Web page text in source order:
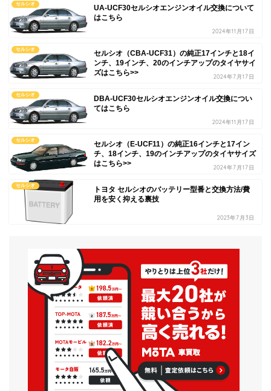
セルシオ
UA-UCF30セルシオエンジンオイル交換について
はこちら
2024年11月17日
セルシオ
セルシオ（CBA-UCF31）の純正17インチと18イ
ンチ、19インチ、20のインチアップのタイヤサイ
ズはこちら>>
2024年7月17日
セルシオ
DBA-UCF30セルシオエンジンオイル交換につい
てはこちら
2024年11月17日
セルシオ
セルシオ（E-UCF11）の純正16インチと17イン
チ、18インチ、19のインチアップのタイヤサイズ
はこちら>>
2024年7月17日
セルシオ
トヨタ セルシオのバッテリー型番と交換方法/費
用を安く抑える裏技
2023年7月3日